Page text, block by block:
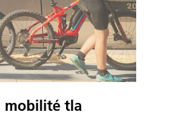
mobilité tla